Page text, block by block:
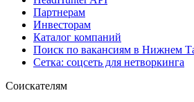
Партнерам
Инвесторам
Каталог компаний
Поиск по вакансиям в Нижнем
Сетка: соцсеть для нетворкинга
Соискателям